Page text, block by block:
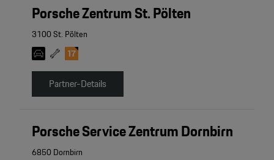
Porsche Zentrum St. Pölten
3100 St. Pölten
Partner-Details
Porsche Service Zentrum Dornbirn
6850 Dornbirn